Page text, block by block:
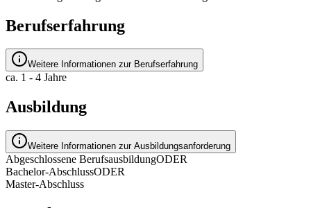
Berufserfahrung
Weitere Informationen zur Berufserfahrung
ca. 1 - 4 Jahre
Ausbildung
Weitere Informationen zur Ausbildungsanforderung
Abgeschlossene BerufsausbildungODER
Bachelor-AbschlussODER
Master-Abschluss